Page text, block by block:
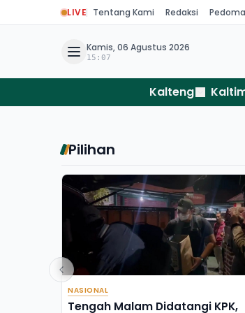
LIVE Tentang Kami Redaksi
Kamis, 06 Agustus 2026
15:07
Kalteng
Pilihan
NASIONAL
Tengah Malam Didatangi KPK,